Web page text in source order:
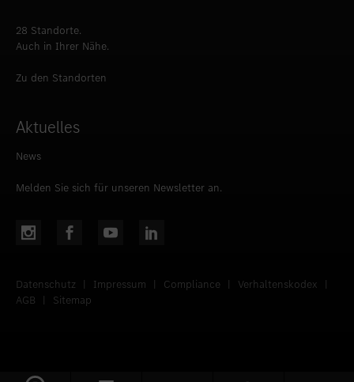
28 Standorte.
Auch in Ihrer Nähe.
Zu den Standorten
Aktuelles
News
Melden Sie sich für unseren Newsletter an.
Datenschutz | Impressum | Compliance | Verhaltenskodex |
AGB | Sitemap